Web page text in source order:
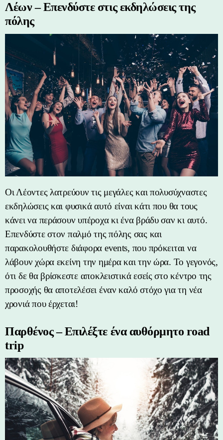
Λέων – Επενδύστε στις εκδηλώσεις της
πόλης
Οι Λέοντες λατρεύουν τις μεγάλες και πολυσύχναστες
εκδηλώσεις και φυσικά αυτό είναι κάτι που θα τους
κάνει να περάσουν υπέροχα κι ένα βράδυ σαν κι αυτό.
Επενδύστε στον παλμό της πόλης σας και
παρακολουθήστε διάφορα events, που πρόκειται να
λάβουν χώρα εκείνη την ημέρα και την ώρα. Το γεγονός,
ότι δε θα βρίσκεστε αποκλειστικά εσείς στο κέντρο της
προσοχής θα αποτελέσει έναν καλό στόχο για τη νέα
χρονιά που έρχεται!
Παρθένος – Επιλέξτε ένα αυθόρμητο road
trip